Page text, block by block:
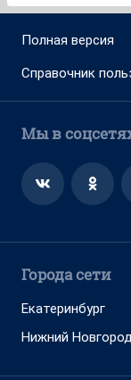
Полная версия
Справочник
Мы в
Города сети
Екатеринбург
Нижний Новгород